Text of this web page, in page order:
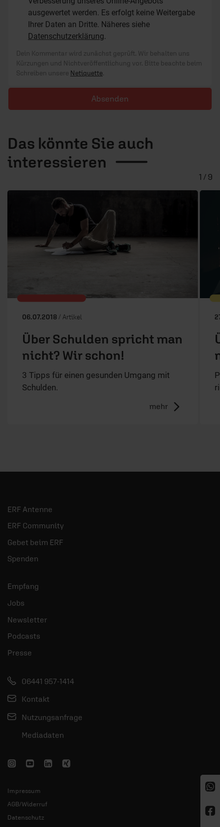
ausgewertet werden. Es erfolgt keine Weitergabe
Ihrer Daten an Dritte. Näheres siehe
Datenschutzerklärung.
Dein Kommentar wird zunächst geprüft. Wir behalten uns
Kürzungen und Nichtveröffentlichung vor. Bitte beachte beim
Schreiben unsere Netiquette.
Absenden
Das könnte Sie auch
interessieren
06.07.2018 / Artikel
Über Schulden spricht man
nicht? Wir schon!
3 Tipps für einen gesunden Umgang mit
Schulden.
mehr
1 / 9
ERF Antenne
ERF Community
Gebet beim ERF
Spenden
Empfang
Jobs
Newsletter
Podcasts
Presse
06441 957-1414
Kontakt
Nutzungsanfrage
Mediadaten
Impressum
AGB/Widerruf
Datenschutz